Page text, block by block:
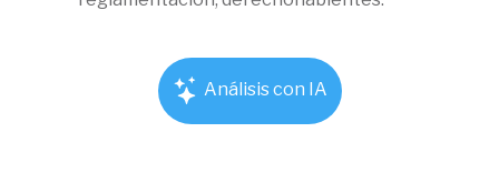
Análisis con IA